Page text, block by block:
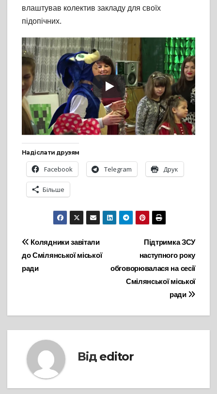
влаштував колектив закладу для своїх
підопічних.
Надіслати друзям
Facebook Telegram Друк
Більше
Навігація
записів
Підтримка ЗСУ
наступного року
обговорювалася на сесії
Смілянської міської
ради
Колядники завітали
до Смілянської міської
ради
Від editor